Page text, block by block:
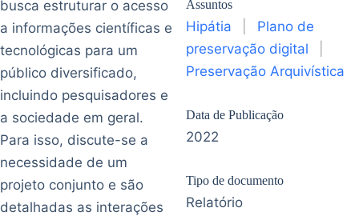
busca estruturar o acesso
a informações científicas e
tecnológicas para um
público diversificado,
incluindo pesquisadores e
a sociedade em geral.
Para isso, discute-se a
necessidade de um
projeto conjunto e são
detalhadas as interações
Assuntos
Hipátia
Plano de
preservação digital
Preservação Arquivística
Data de Publicação
2022
Tipo de documento
Relatório